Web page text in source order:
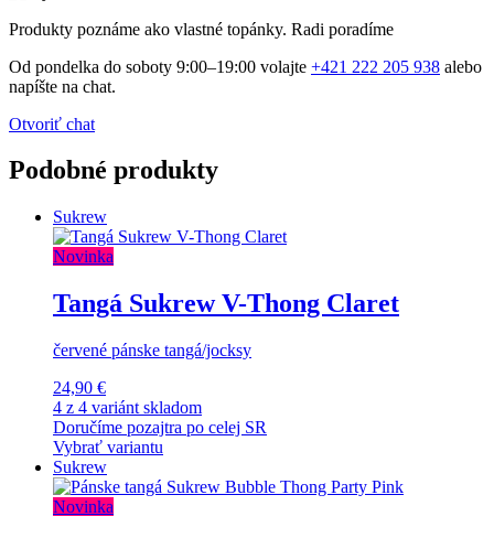
Produkty poznáme ako vlastné topánky. Radi poradíme
Od pondelka do soboty 9:00–19:00 volajte +421 222 205 938 alebo
napíšte na chat.
Otvoriť chat
Podobné produkty
Sukrew
Novinka
Tangá Sukrew V-Thong Claret
červené pánske tangá/jocksy
24,90 €
4 z 4 variánt skladom
Doručíme pozajtra po celej SR
Vybrať variantu
Sukrew
Novinka